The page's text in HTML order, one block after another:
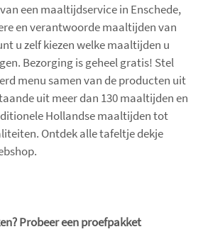
a
g
e
n
b
i
j
g
k
een maaltijdservice in Enschede,
en verantwoorde maaltijden van
u zelf kiezen welke maaltijden u
Bezorging is geheel gratis! Stel
menu samen van de producten uit
uit meer dan 130 maaltijden en
Hollandse maaltijden tot
Ontdek alle tafeltje dekje
Probeer een proefpakket